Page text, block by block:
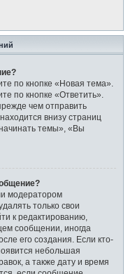
по кнопке «Новая тема».
по кнопке «Ответить».
чем отправить
внизу страниц
темы», «Вы
модератором
только свои
к редактированию,
сообщении, иногда
его создания. Если кто-
небольшая
а также дату и время